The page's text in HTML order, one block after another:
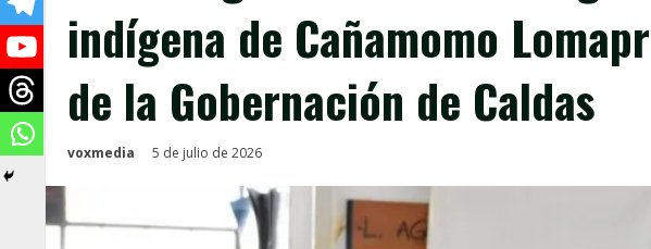
indígena de Cañamomo
de la Gobernación de Caldas
voxmedia 5 de julio de 2026